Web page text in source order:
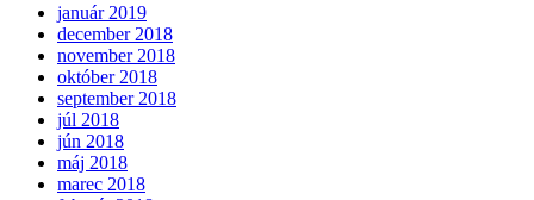
január 2019
december 2018
november 2018
október 2018
september 2018
júl 2018
jún 2018
máj 2018
marec 2018